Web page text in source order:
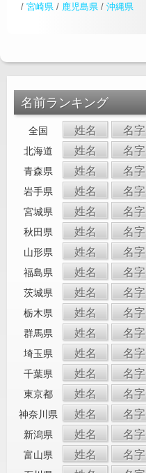
/ 宮崎県 / 鹿児島県 / 沖縄県
名前ランキング
全国 姓名 名字
北海道 姓名 名字
青森県 姓名 名字
岩手県 姓名 名字
宮城県 姓名 名字
秋田県 姓名 名字
山形県 姓名 名字
福島県 姓名 名字
茨城県 姓名 名字
栃木県 姓名 名字
群馬県 姓名 名字
埼玉県 姓名 名字
千葉県 姓名 名字
東京都 姓名 名字
神奈川県 姓名 名字
新潟県 姓名 名字
富山県 姓名 名字